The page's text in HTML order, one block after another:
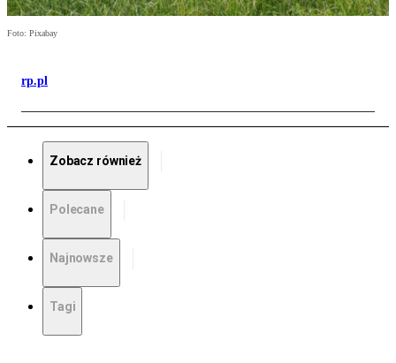
Foto: Pixabay
rp.pl
Zobacz również
Polecane
Najnowsze
Tagi